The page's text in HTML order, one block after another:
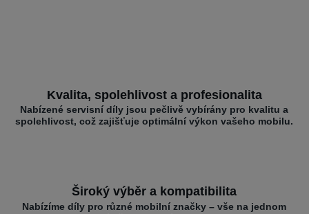
Kvalita, spolehlivost a profesionalita
Nabízené servisní díly jsou pečlivě vybírány pro kvalitu a
spolehlivost, což zajišťuje optimální výkon vašeho mobilu.
Široký výběr a kompatibilita
Nabízíme díly pro různé mobilní značky – vše na jednom